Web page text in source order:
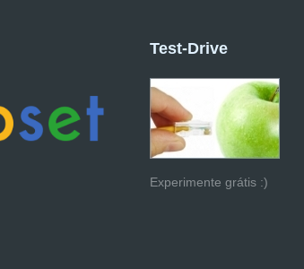
Test-Drive
Experimente grátis :)